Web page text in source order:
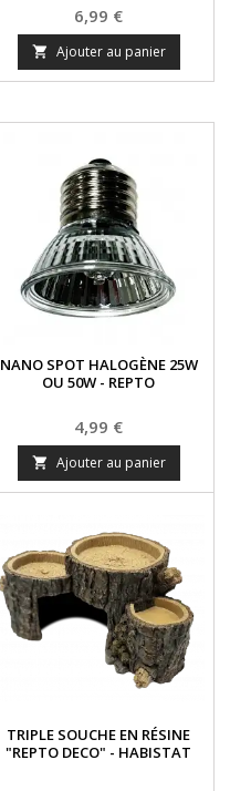
Prix
6,99 €
 Ajouter au panier
NANO SPOT HALOGÈNE 25W
OU 50W - REPTO
Prix
4,99 €
 Ajouter au panier
TRIPLE SOUCHE EN RÉSINE
"REPTO DECO" - HABISTAT